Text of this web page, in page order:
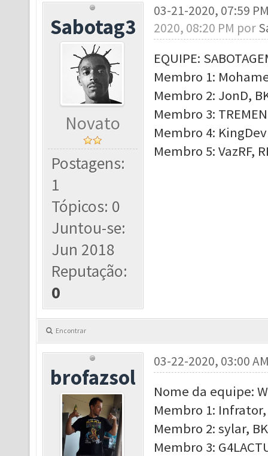
Sabotag3
Novato
Postagens:
1
Tópicos: 0
Juntou-se:
Jun 2018
Reputação:
0
03-21-2020, 07:59
2020, 08:20 PM por
EQUIPE:
Membro 1:
Membro 2: JonD,
Membro 3:
Membro 4:
Membro 5: VazRF,
Encontrar
brofazsol
03-22-2020, 03:00
Nome da equipe:
Membro 1:
Membro 2: sylar,
Membro 3: